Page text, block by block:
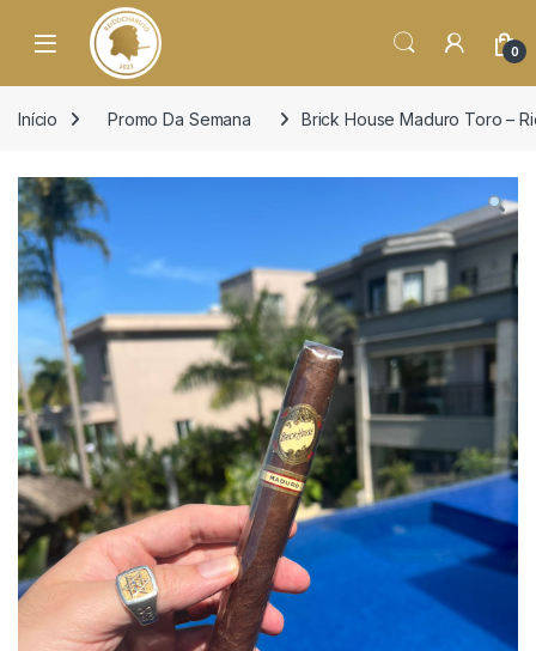
Open 0
Início Promo Da Semana Brick House Maduro Toro –